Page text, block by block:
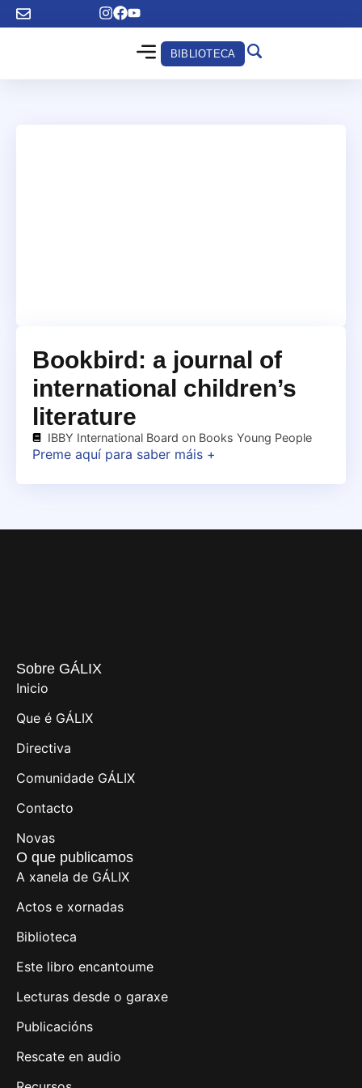
BIBLIOTECA
Bookbird: a journal of
international children’s
literature
IBBY International Board on Books Young People
Preme aquí para saber máis +
Sobre GÁLIX
Inicio
Que é GÁLIX
Directiva
Comunidade GÁLIX
Contacto
Novas
O que publicamos
A xanela de GÁLIX
Actos e xornadas
Biblioteca
Este libro encantoume
Lecturas desde o garaxe
Publicacións
Rescate en audio